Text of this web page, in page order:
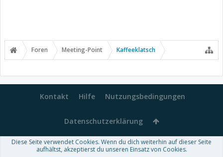
Foren Meeting-Point Kaffeeklatsch
Kontakt Hilfe Nutzungsbedingungen
Datenschutzerklärung
Forum software by XenForo™-Deutsch von xenDach
Diese Seite verwendet Cookies. Wenn du dich weiterhin auf dieser Seite
aufhältst, akzeptierst du unseren Einsatz von Cookies.